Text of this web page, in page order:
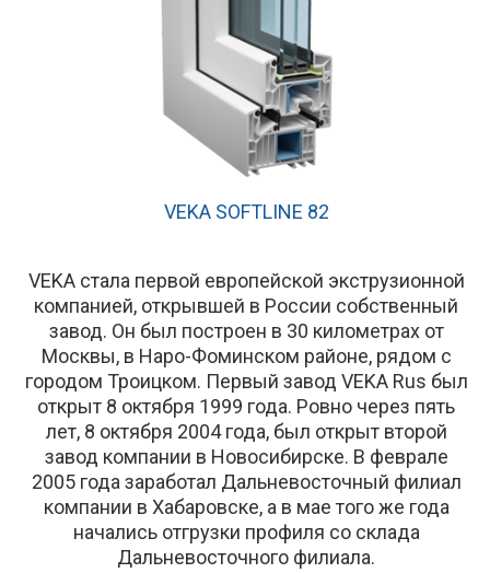
VEKA SOFTLINE 82
VEKA стала первой европейской экструзионной
компанией, открывшей в России собственный
завод. Он был построен в 30 километрах от
Москвы, в Наро-Фоминском районе, рядом с
городом Троицком. Первый завод VEKA Rus был
открыт 8 октября 1999 года. Ровно через пять
лет, 8 октября 2004 года, был открыт второй
завод компании в Новосибирске. В феврале
2005 года заработал Дальневосточный филиал
компании в Хабаровске, а в мае того же года
начались отгрузки профиля со склада
Дальневосточного филиала.